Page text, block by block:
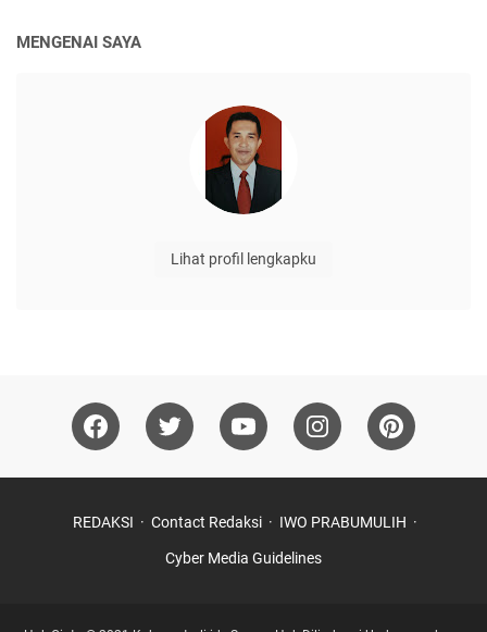
MENGENAI SAYA
Lihat profil lengkapku
REDAKSI Contact Redaksi IWO PRABUMULIH
Cyber Media Guidelines